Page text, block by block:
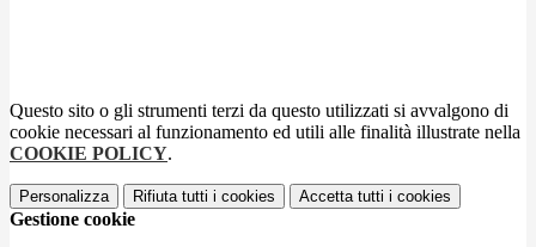
Questo sito o gli strumenti terzi da questo utilizzati si avvalgono di
cookie necessari al funzionamento ed utili alle finalità illustrate nella
COOKIE POLICY.
Personalizza Rifiuta tutti i cookies Accetta tutti i cookies
Gestione cookie